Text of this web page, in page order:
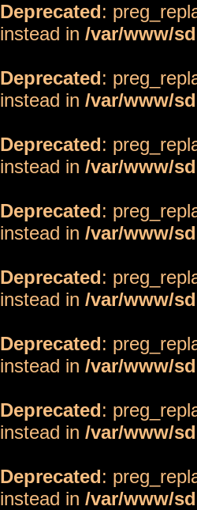
Deprecated:
instead in /var/www/
Deprecated:
instead in /var/www/
Deprecated:
instead in /var/www/
Deprecated:
instead in /var/www/
Deprecated:
instead in /var/www/
Deprecated:
instead in /var/www/
Deprecated:
instead in /var/www/
Deprecated:
instead in /var/www/